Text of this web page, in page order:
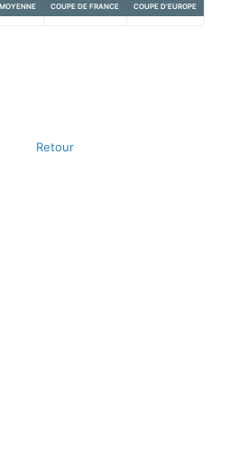
COUPE DE FRANCE COUPE D'EUROPE
Retour